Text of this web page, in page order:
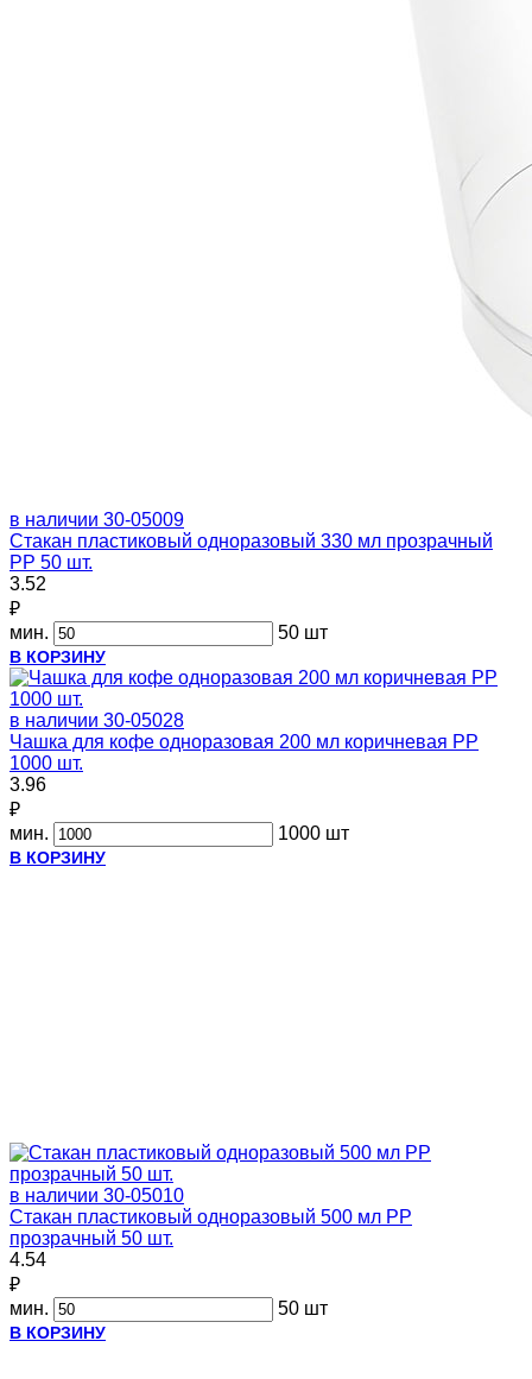
в наличии 30-05009
Стакан пластиковый одноразовый 330 мл прозрачный
PP 50 шт.
3.52
₽
мин.
50 шт
В КОРЗИНУ
в наличии 30-05028
Чашка для кофе одноразовая 200 мл коричневая PP
1000 шт.
3.96
₽
мин.
1000 шт
В КОРЗИНУ
в наличии 30-05010
Стакан пластиковый одноразовый 500 мл PP
прозрачный 50 шт.
4.54
₽
мин.
50 шт
В КОРЗИНУ